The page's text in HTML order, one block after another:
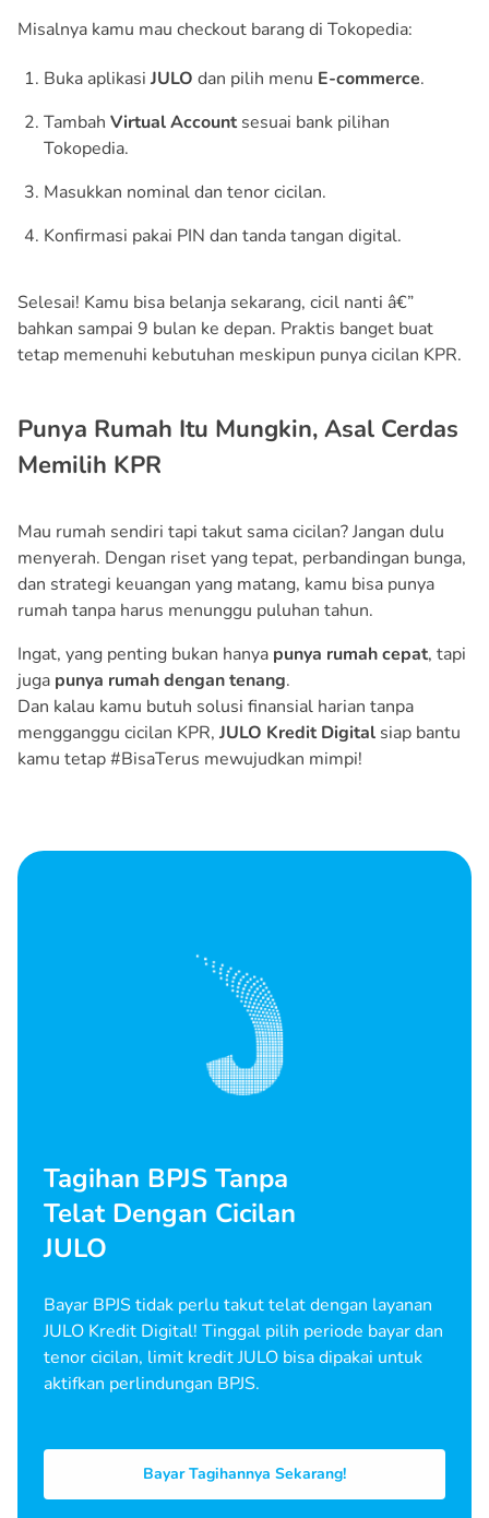
Misalnya kamu mau checkout barang di Tokopedia:
Buka aplikasi JULO dan pilih menu E-commerce.
Tambah Virtual Accountsesuai bank pilihan
Tokopedia.
Masukkan nominal dan tenor cicilan.
Konfirmasi pakai PIN dan tanda tangan digital.
Selesai! Kamu bisa belanja sekarang, cicil nanti â€”
bahkan sampai 9 bulan ke depan. Praktis banget buat
tetap memenuhi kebutuhan meskipun punya cicilan KPR.
Punya Rumah Itu Mungkin, Asal Cerdas
Memilih KPR
Mau rumah sendiri tapi takut sama cicilan? Jangan dulu
menyerah. Dengan riset yang tepat, perbandingan bunga,
dan strategi keuangan yang matang, kamu bisa punya
rumah tanpa harus menunggu puluhan tahun.
Ingat, yang penting bukan hanya punya rumah cepat, tapi
juga punya rumah dengan tenang.
Dan kalau kamu butuh solusi finansial harian tanpa
mengganggu cicilan KPR, JULO Kredit Digital siap bantu
kamu tetap #BisaTerus mewujudkan mimpi!
Tagihan BPJS Tanpa
Telat Dengan Cicilan
JULO
Bayar BPJS tidak perlu takut telat dengan layanan
JULO Kredit Digital! Tinggal pilih periode bayar dan
tenor cicilan, limit kredit JULO bisa dipakai untuk
aktifkan perlindungan BPJS.
Bayar Tagihannya Sekarang!